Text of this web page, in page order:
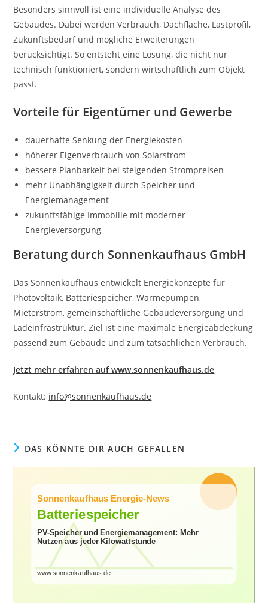
Besonders sinnvoll ist eine individuelle Analyse des
Gebäudes. Dabei werden Verbrauch, Dachfläche, Lastprofil,
Zukunftsbedarf und mögliche Erweiterungen
berücksichtigt. So entsteht eine Lösung, die nicht nur
technisch funktioniert, sondern wirtschaftlich zum Objekt
passt.
Vorteile für Eigentümer und Gewerbe
dauerhafte Senkung der Energiekosten
höherer Eigenverbrauch von Solarstrom
bessere Planbarkeit bei steigenden Strompreisen
mehr Unabhängigkeit durch Speicher und
Energiemanagement
zukunftsfähige Immobilie mit moderner
Energieversorgung
Beratung durch Sonnenkaufhaus GmbH
Das Sonnenkaufhaus entwickelt Energiekonzepte für
Photovoltaik, Batteriespeicher, Wärmepumpen,
Mieterstrom, gemeinschaftliche Gebäudeversorgung und
Ladeinfrastruktur. Ziel ist eine maximale Energieabdeckung
passend zum Gebäude und zum tatsächlichen Verbrauch.
Jetzt mehr erfahren auf www.sonnenkaufhaus.de
Kontakt: info@sonnenkaufhaus.de
DAS KÖNNTE DIR AUCH GEFALLEN